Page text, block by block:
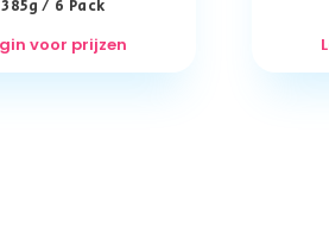
385g / 6 Pack
voor prijzen